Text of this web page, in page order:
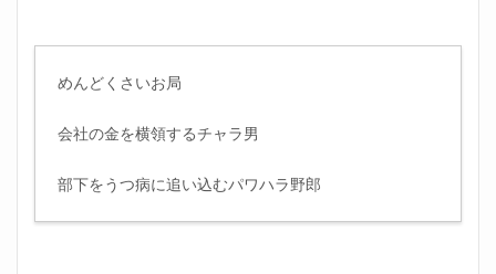
めんどくさいお局
会社の金を横領するチャラ男
部下をうつ病に追い込むパワハラ野郎